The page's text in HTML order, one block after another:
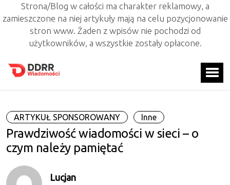
Strona/Blog w całości ma charakter reklamowy, a
zamieszczone na niej artykuły mają na celu pozycjonowanie
stron www. Żaden z wpisów nie pochodzi od
użytkowników, a wszystkie zostały opłacone.
ARTYKUŁ SPONSOROWANY Inne
Prawdziwość wiadomości w sieci – o
czym należy pamiętać
Lucjan